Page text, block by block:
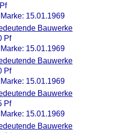
15.01.1969
Bauwerke
Pf
15.01.1969
Bauwerke
Pf
15.01.1969
Bauwerke
Pf
15.01.1969
Bauwerke